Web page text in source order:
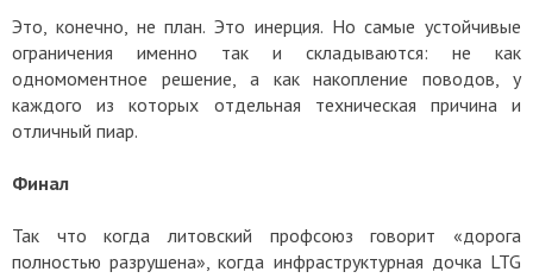
Это, конечно, не план. Это инерция. Но самые устойчивые
ограничения именно так и складываются: не как
одномоментное решение, а как накопление поводов, у
каждого из которых отдельная техническая причина и
отличный пиар.
Финал
Так что когда литовский профсоюз говорит «дорога
полностью разрушена», когда инфраструктурная дочка LTG